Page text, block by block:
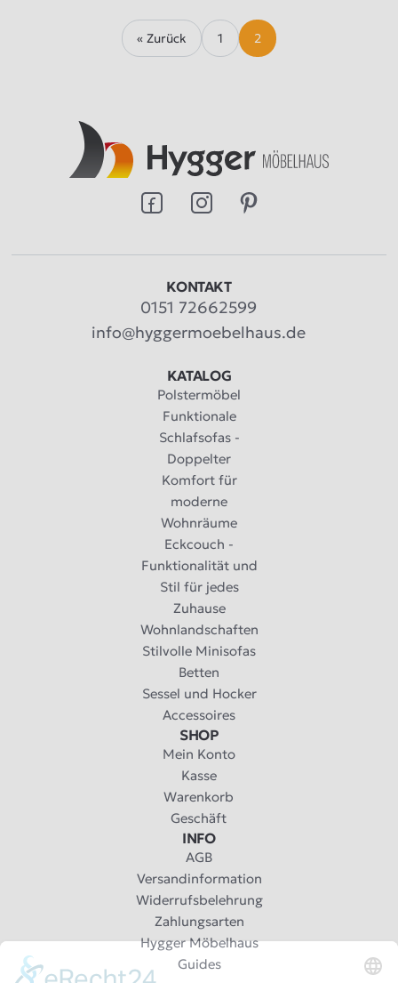
« Zurück 1 2
KONTAKT
0151 72662599
info@hyggermoebelhaus.de
KATALOG
Polstermöbel
Funktionale
Schlafsofas -
Doppelter
Komfort für
moderne
Wohnräume
Eckcouch -
Funktionalität und
Stil für jedes
Zuhause
Wohnlandschaften
Stilvolle Minisofas
Betten
Sessel und Hocker
Accessoires
SHOP
Mein Konto
Kasse
Warenkorb
Geschäft
INFO
AGB
Versandinformation
Widerrufsbelehrung
Zahlungsarten
Hygger Möbelhaus
Guides